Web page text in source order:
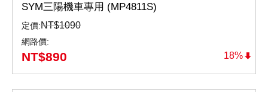
18%
SYM三陽機車專用 (MP4811S)
定價:NT$1090
網路價:
NT$890